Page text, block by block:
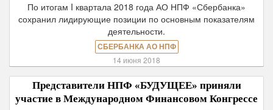
По итогам I квартала 2018 года АО НПФ «Сбербанка»
сохранил лидирующие позиции по основным показателям
деятельности.
СБЕРБАНКА АО НПФ
14 июня 2018
Представители НПФ «БУДУЩЕЕ» приняли
участие в Международном Финансовом Конгрессе